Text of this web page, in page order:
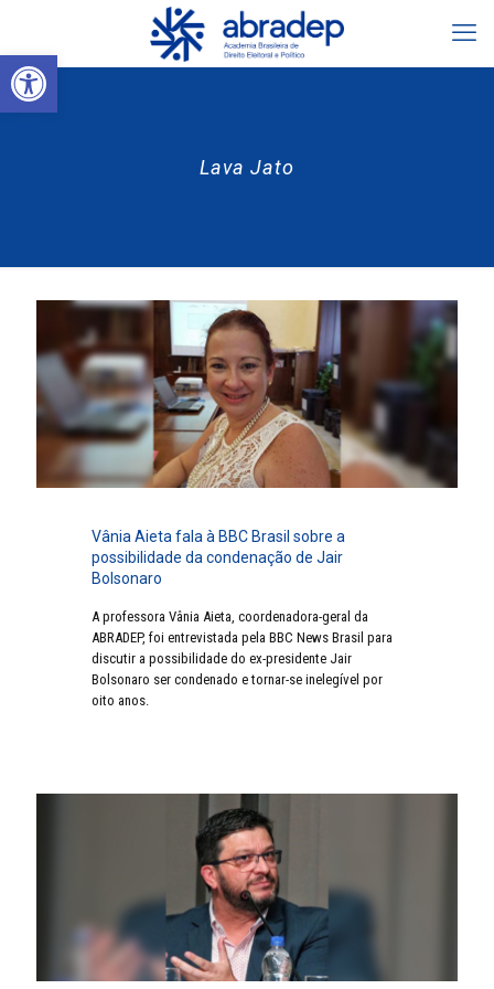
Abrir a barra de ferramentas
Lava Jato
Vânia Aieta fala à BBC Brasil sobre a
possibilidade da condenação de Jair
Bolsonaro
A professora Vânia Aieta, coordenadora-geral da
ABRADEP, foi entrevistada pela BBC News Brasil para
discutir a possibilidade do ex-presidente Jair
Bolsonaro ser condenado e tornar-se inelegível por
oito anos.